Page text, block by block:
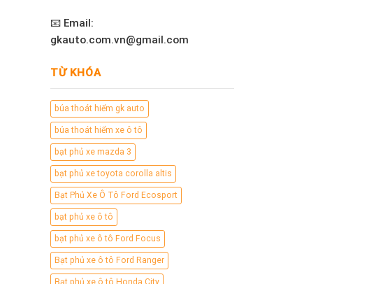
📧 Email:
gkauto.com.vn@gmail.com
TỪ KHÓA
búa thoát hiểm gk auto
búa thoát hiểm xe ô tô
bạt phủ xe mazda 3
bạt phủ xe toyota corolla altis
Bạt Phủ Xe Ô Tô Ford Ecosport
bạt phủ xe ô tô
bạt phủ xe ô tô Ford Focus
Bạt phủ xe ô tô Ford Ranger
Bạt phủ xe ô tô Honda City